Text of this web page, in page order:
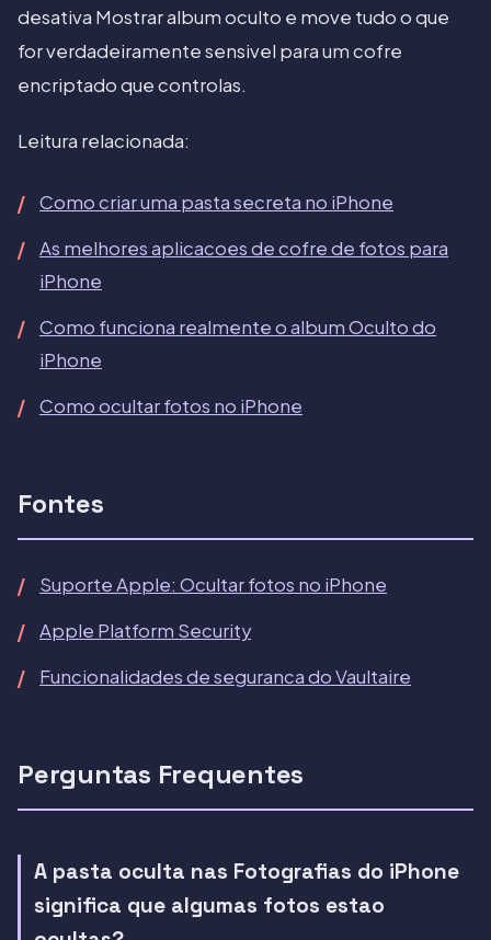
desativa Mostrar album oculto e move tudo o que
for verdadeiramente sensivel para um cofre
encriptado que controlas.
Leitura relacionada:
Como criar uma pasta secreta no iPhone
As melhores aplicacoes de cofre de fotos para
iPhone
Como funciona realmente o album Oculto do
iPhone
Como ocultar fotos no iPhone
Fontes
Suporte Apple: Ocultar fotos no iPhone
Apple Platform Security
Funcionalidades de seguranca do Vaultaire
Perguntas Frequentes
A pasta oculta nas Fotografias do iPhone
significa que algumas fotos estao